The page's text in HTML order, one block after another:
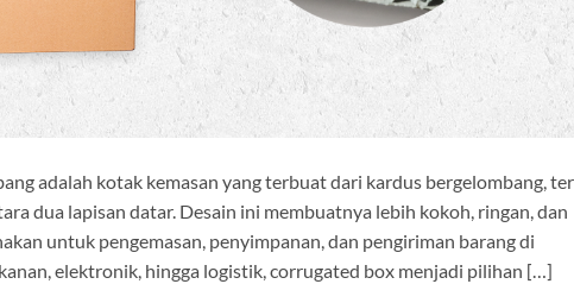
adalah kotak kemasan yang terbuat dari kardus bergelombang,
dua lapisan datar. Desain ini membuatnya lebih kokoh, ringan, dan
untuk pengemasan, penyimpanan, dan pengiriman barang di
elektronik, hingga logistik, corrugated box menjadi pilihan […]